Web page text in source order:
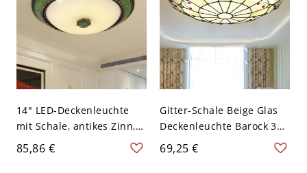
14" LED-Deckenleuchte
mit Schale, antikes Zinn,
Opalglas, für das
Wohnzimmer
85,86 €
Gitter-Schale Beige Glas
Deckenleuchte Barock 30
cm LED Rot Deckenleuchte
in Weißlicht
69,25 €